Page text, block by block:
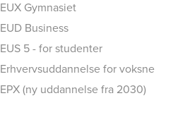
EUX Gymnasiet
EUD Business
EUS 5 - for studenter
Erhvervsuddannelse for voksne
EPX (ny uddannelse fra 2030)